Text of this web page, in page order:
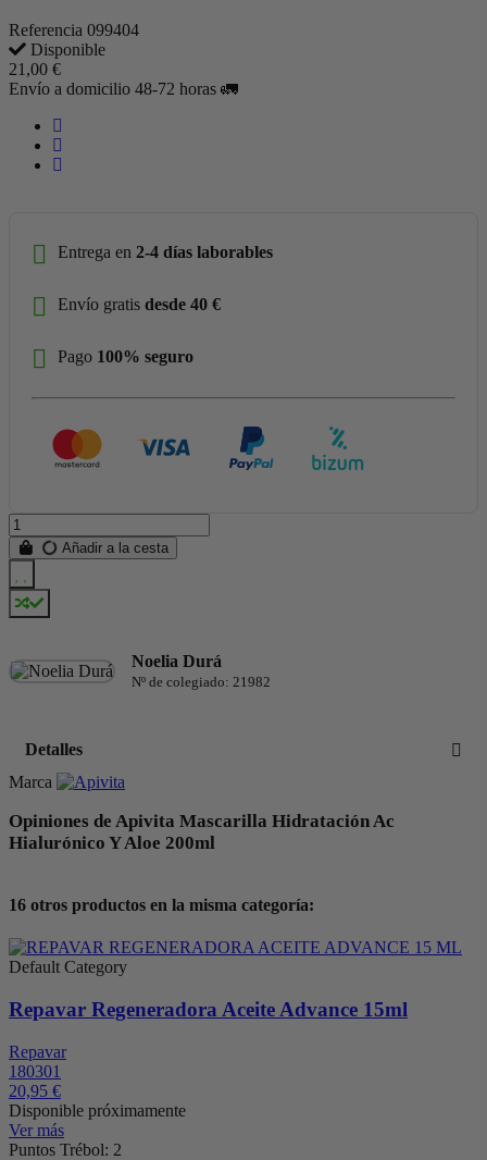
Referencia 099404
Disponible
21,00 €
Envío a domicilio 48-72 horas 🚛
Entrega en 2-4 días laborables
Envío gratis desde 40 €
Pago 100% seguro
Añadir a la cesta
Noelia Durá
Nº de colegiado: 21982
Detalles
Marca
Opiniones de Apivita Mascarilla Hidratación Ac
Hialurónico Y Aloe 200ml
16 otros productos en la misma categoría:
Default Category
Repavar Regeneradora Aceite Advance 15ml
Repavar
180301
20,95 €
Disponible próximamente
Ver más
Puntos Trébol: 2